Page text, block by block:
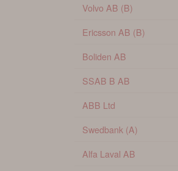
Volvo AB (B)
Ericsson AB (B)
Boliden AB
SSAB B AB
ABB Ltd
Swedbank (A)
Alfa Laval AB